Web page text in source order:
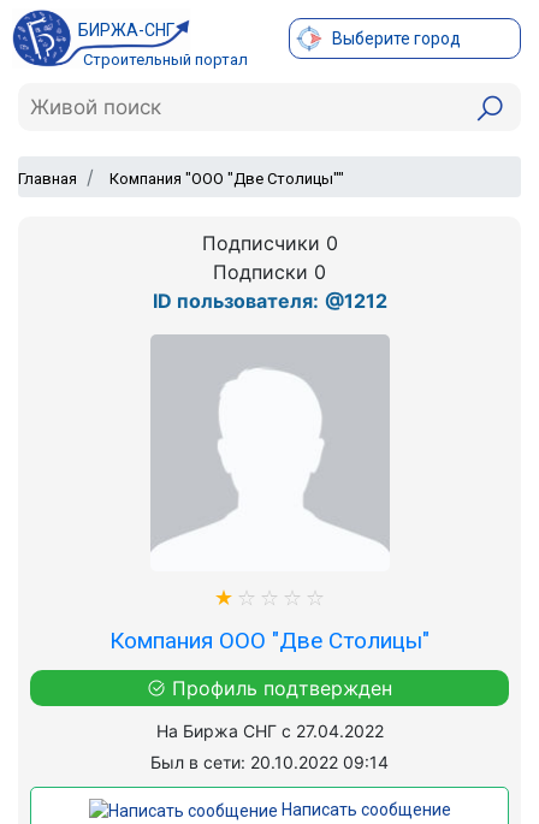
БИРЖА-СНГ
Строительный портал
Выберите город
Главная Компания "ООО "Две Столицы""
Подписчики 0
Подписки 0
ID пользователя: @1212
Компания ООО "Две Столицы"
Профиль подтвержден
На Биржа СНГ с 27.04.2022
Был в сети: 20.10.2022 09:14
Написать сообщение